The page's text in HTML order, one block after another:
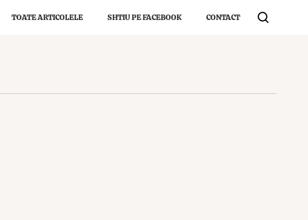
TOATE ARTICOLELE SHTIU PE FACEBOOK CONTACT